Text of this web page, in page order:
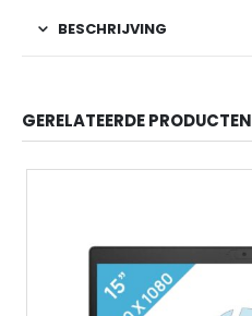
BESCHRIJVING
GERELATEERDE PRODUCTEN